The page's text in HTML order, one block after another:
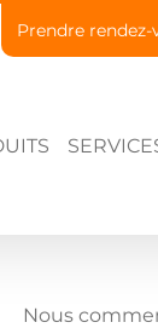
Prendre
Nous